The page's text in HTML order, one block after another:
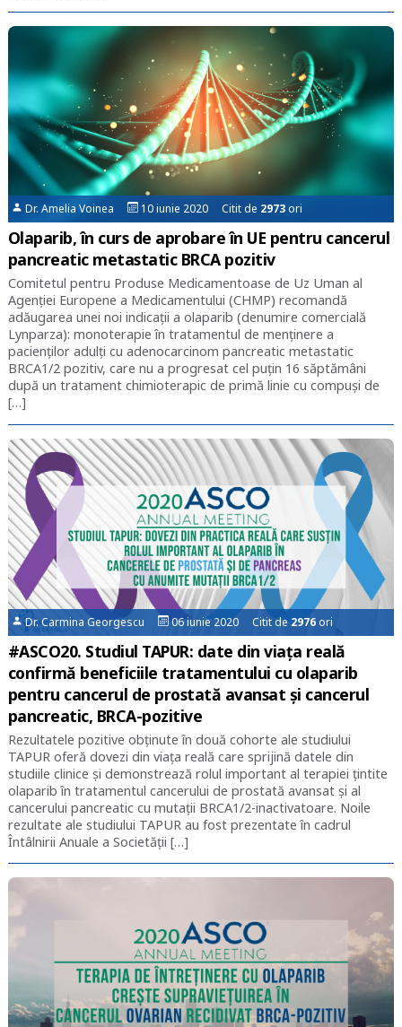
Dr. Amelia Voinea 10 iunie 2020 Citit de 2973ori
Olaparib, în curs de aprobare în UE pentru cancerul
pancreatic metastatic BRCA pozitiv
Comitetul pentru Produse Medicamentoase de Uz Uman al
Agenției Europene a Medicamentului (CHMP) recomandă
adăugarea unei noi indicații a olaparib (denumire comercială
Lynparza): monoterapie în tratamentul de menținere a
pacienților adulți cu adenocarcinom pancreatic metastatic
BRCA1/2 pozitiv, care nu a progresat cel puțin 16 săptămâni
după un tratament chimioterapic de primă linie cu compuși de
[…]
Dr. Carmina Georgescu 06 iunie 2020 Citit de 2976 ori
#ASCO20. Studiul TAPUR: date din viața reală
confirmă beneficiile tratamentului cu olaparib
pentru cancerul de prostată avansat și cancerul
pancreatic, BRCA-pozitive
Rezultatele pozitive obținute în două cohorte ale studiului
TAPUR oferă dovezi din viața reală care sprijină datele din
studiile clinice și demonstrează rolul important al terapiei țintite
olaparib în tratamentul cancerului de prostată avansat și al
cancerului pancreatic cu mutații BRCA1/2-inactivatoare. Noile
rezultate ale studiului TAPUR au fost prezentate în cadrul
Întâlnirii Anuale a Societății […]